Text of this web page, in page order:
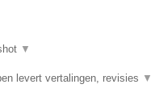
▼
levert vertalingen, revisies ▼